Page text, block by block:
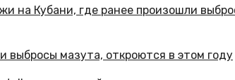
выбросы мазута, откроются в этом году